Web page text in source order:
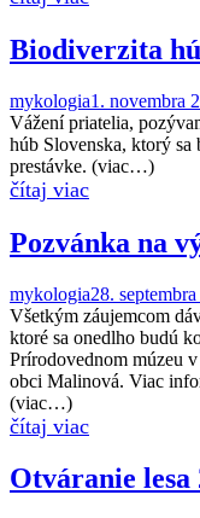
Biodiverzita
mykologia1. novembra
Vážení priatelia,
húb Slovenska, ktorý
prestávke. (viac…)
Pozvánka na
mykologia28.
Všetkým záujemcom
ktoré sa onedlho budú
Prírodovednom múzeu
obci Malinová. Viac
(viac…)
Otváranie lesa